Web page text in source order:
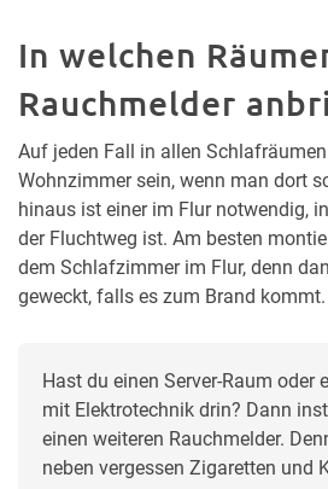
In welchen
Rauchmelder
Auf jeden Fall in allen
Wohnzimmer sein, wenn man dort
hinaus ist einer im Flur notwendig,
der Fluchtweg ist. Am besten
dem Schlafzimmer im Flur, denn
geweckt, falls es zum Brand kommt.
Hast du einen Server-Raum oder
mit Elektrotechnik drin? Dann
einen weiteren Rauchmelder.
neben vergessen Zigaretten und